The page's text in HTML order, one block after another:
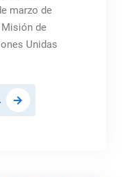
marzo de
de
Unidas
Consejo
de